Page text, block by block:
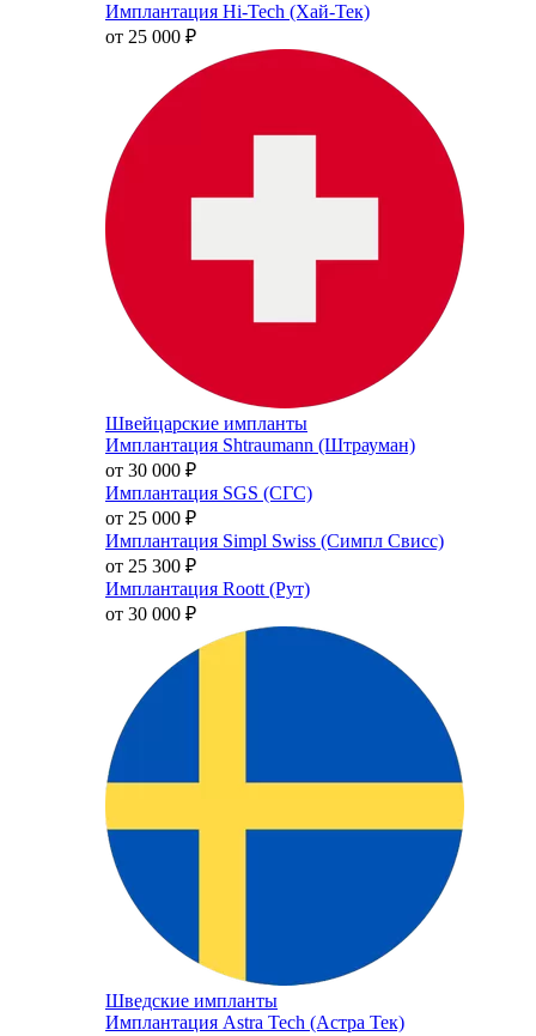
Имплантация Hi-Tech (Хай-Тек)
от 25 000 ₽
Швейцарские импланты
Имплантация Shtraumann (Штрауман)
от 30 000 ₽
Имплантация SGS (СГС)
от 25 000 ₽
Имплантация Simpl Swiss (Симпл Свисс)
от 25 300 ₽
Имплантация Roott (Рут)
от 30 000 ₽
Шведские импланты
Имплантация Astra Tech (Астра Тек)